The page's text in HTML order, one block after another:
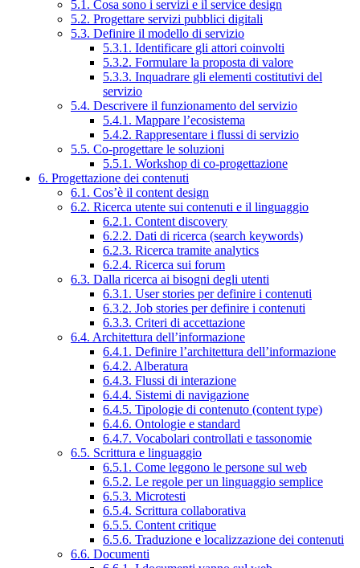
5.1. Cosa sono i servizi e il service design
5.2. Progettare servizi pubblici digitali
5.3. Definire il modello di servizio
5.3.1. Identificare gli attori coinvolti
5.3.2. Formulare la proposta di valore
5.3.3. Inquadrare gli elementi costitutivi del
servizio
5.4. Descrivere il funzionamento del servizio
5.4.1. Mappare l’ecosistema
5.4.2. Rappresentare i flussi di servizio
5.5. Co-progettare le soluzioni
5.5.1. Workshop di co-progettazione
6. Progettazione dei contenuti
6.1. Cos’è il content design
6.2. Ricerca utente sui contenuti e il linguaggio
6.2.1. Content discovery
6.2.2. Dati di ricerca (search keywords)
6.2.3. Ricerca tramite analytics
6.2.4. Ricerca sui forum
6.3. Dalla ricerca ai bisogni degli utenti
6.3.1. User stories per definire i contenuti
6.3.2. Job stories per definire i contenuti
6.3.3. Criteri di accettazione
6.4. Architettura dell’informazione
6.4.1. Definire l’architettura dell’informazione
6.4.2. Alberatura
6.4.3. Flussi di interazione
6.4.4. Sistemi di navigazione
6.4.5. Tipologie di contenuto (content type)
6.4.6. Ontologie e standard
6.4.7. Vocabolari controllati e tassonomie
6.5. Scrittura e linguaggio
6.5.1. Come leggono le persone sul web
6.5.2. Le regole per un linguaggio semplice
6.5.3. Microtesti
6.5.4. Scrittura collaborativa
6.5.5. Content critique
6.5.6. Traduzione e localizzazione dei contenuti
6.6. Documenti